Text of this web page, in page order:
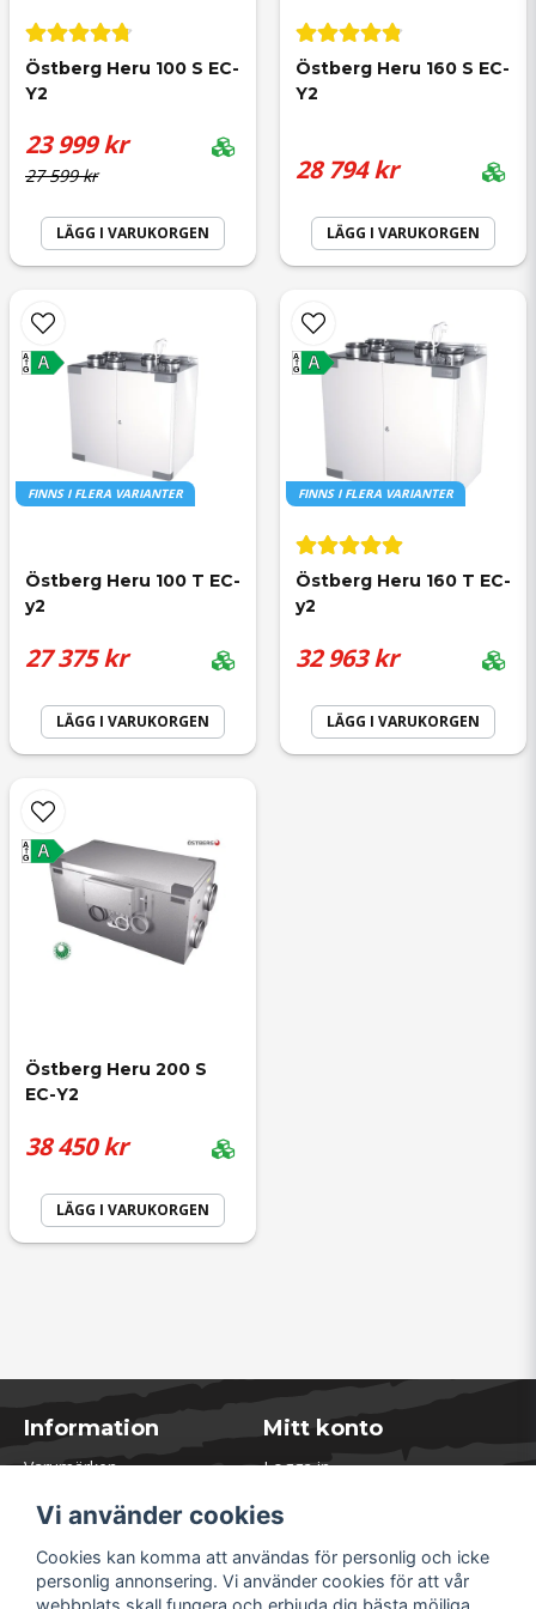
Skicka fråga
Östberg Heru 100 S EC-
Y2
27 599 kr
23 999 kr
LÄGG I VARUKORGEN
Östberg Heru 160 S EC-
Y2
28 794 kr
LÄGG I VARUKORGEN
FINNS I FLERA VARIANTER
A
A
G
Östberg Heru 100 T EC-
y2
27 375 kr
LÄGG I VARUKORGEN
FINNS I FLERA VARIANTER
A
A
G
Östberg Heru 160 T EC-
y2
32 963 kr
LÄGG I VARUKORGEN
A
A
G
Östberg Heru 200 S
EC-Y2
38 450 kr
LÄGG I VARUKORGEN
Information
Varumärken
Kontakta oss
Öppettider Lager
Om Soliduct
Mitt konto
Logga in
Glömt lösenord?
Vi använder cookies
Cookies kan komma att användas för personlig och icke
personlig annonsering. Vi använder cookies för att vår
webbplats skall fungera och erbjuda dig bästa möjliga